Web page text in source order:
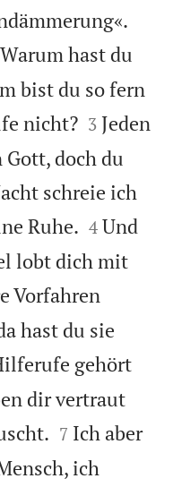
hast du
bist du so fern
nicht?
3 Jeden
doch du
schreie ich
Ruhe. 

4 Und
lobt dich mit
Vorfahren
hast du sie
gehört
dir vertraut


7 Ich aber
ich